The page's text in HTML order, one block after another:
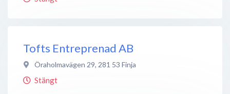
Tofts Entreprenad AB
Öraholmavägen 29, 281 53 Finja
Stängt